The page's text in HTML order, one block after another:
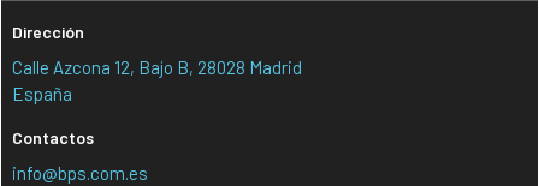
Dirección
Calle Azcona 12, Bajo B, 28028 Madrid
España
Contactos
info@bps.com.es